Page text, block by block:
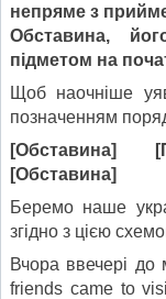
непряме з
Обставина,
підметом на
Щоб наочніше
позначенням
[Обставина]
[Обставина]
Беремо наше
згідно з цією
Вчора ввечері
friends came to